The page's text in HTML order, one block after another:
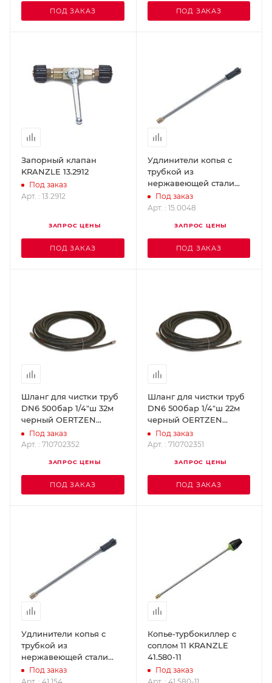
ПОД ЗАКАЗ ПОД ЗАКАЗ
Запорный клапан
KRANZLE 13.2912
Под заказ
Арт. : 13.2912
ЗАПРОС ЦЕНЫ
ПОД ЗАКАЗ
Удлинители копья с
трубкой из
нержавеющей стали
(500 мм) KRANZLE
15.0048
Под заказ
Арт. : 15.0048
ЗАПРОС ЦЕНЫ
ПОД ЗАКАЗ
Шланг для чистки труб
DN6 500бар 1/4"ш 32м
черный OERTZEN
710702352
Под заказ
Арт. : 710702352
ЗАПРОС ЦЕНЫ
ПОД ЗАКАЗ
Шланг для чистки труб
DN6 500бар 1/4"ш 22м
черный OERTZEN
710702351
Под заказ
Арт. : 710702351
ЗАПРОС ЦЕНЫ
ПОД ЗАКАЗ
Удлинители копья с
трубкой из
нержавеющей стали
(1000 мм) KRANZLE
41.154
Под заказ
Копье-турбокиллер с
соплом 11 KRANZLE
41.580-11
Под заказ